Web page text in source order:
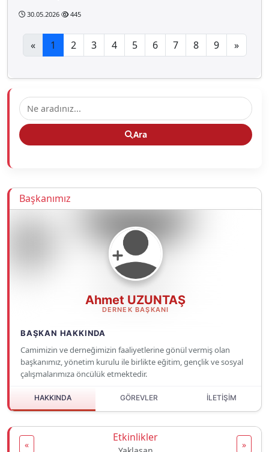
30.05.2026 445
« 1 2 3 4 5 6 7 8 9 »
Ara
Başkanımız
Ahmet UZUNTAŞ
DERNEK BAŞKANI
BAŞKAN HAKKINDA
Camimizin ve derneğimizin faaliyetlerine gönül vermiş olan
başkanımız, yönetim kurulu ile birlikte eğitim, gençlik ve sosyal
çalışmalarımıza öncülük etmektedir.
HAKKINDA GÖREVLER İLETİŞİM
«
Etkinlikler
»